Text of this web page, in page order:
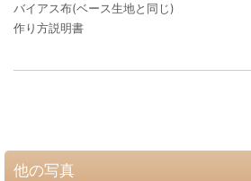
バイアス布(ベース生地と同じ)
作り方説明書
他の写真